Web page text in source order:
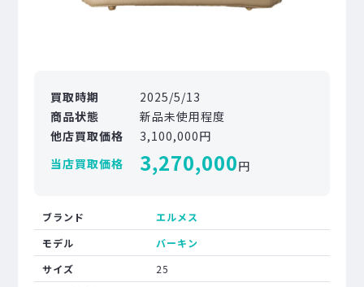
買取時期
2025/5/13
商品状態
新品未使用程度
他店買取価格
3,100,000円
当店買取価格
3,270,000円
ブランド
エルメス
モデル
バーキン
サイズ
25